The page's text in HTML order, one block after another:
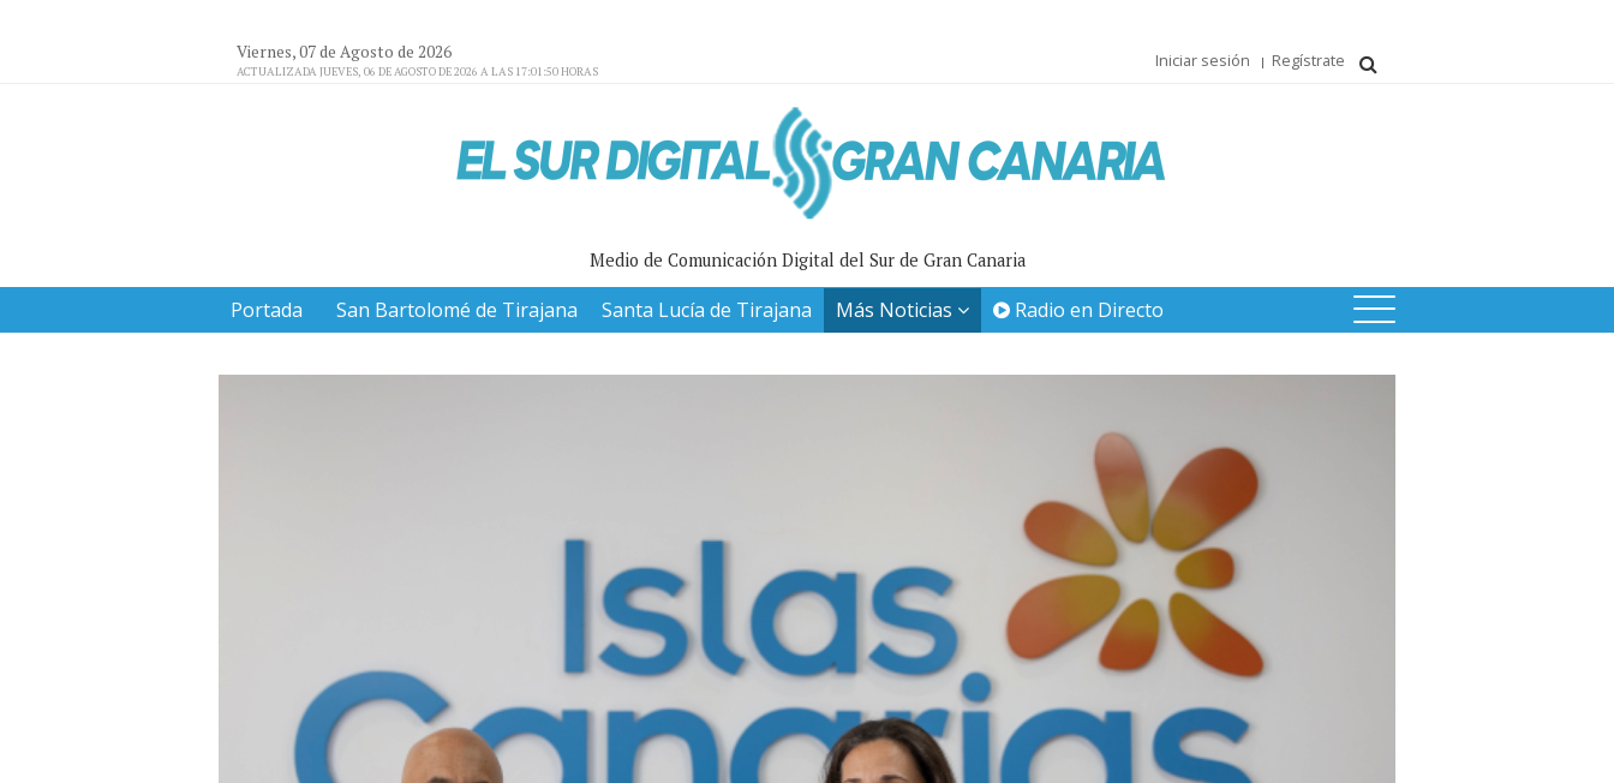
Viernes, 07 de Agosto de 2026
ACTUALIZADA JUEVES, 06 DE AGOSTO DE 2026 A LAS 17:01:50 HORAS
Iniciar sesión Regístrate
Medio de Comunicación Digital del Sur de Gran Canaria
Portada San Bartolomé de Tirajana Santa Lucía de Tirajana Más Noticias Radio en Directo